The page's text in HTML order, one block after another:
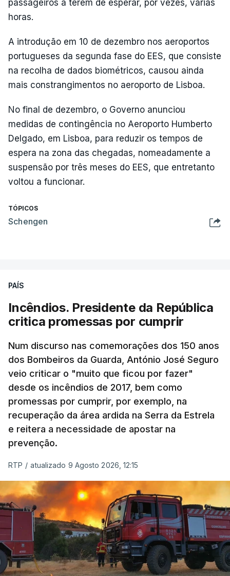
passageiros a terem de esperar, por vezes, várias
horas.
A introdução em 10 de dezembro nos aeroportos
portugueses da segunda fase do EES, que consiste
na recolha de dados biométricos, causou ainda
mais constrangimentos no aeroporto de Lisboa.
No final de dezembro, o Governo anunciou
medidas de contingência no Aeroporto Humberto
Delgado, em Lisboa, para reduzir os tempos de
espera na zona das chegadas, nomeadamente a
suspensão por três meses do EES, que entretanto
voltou a funcionar.
TÓPICOS
Schengen
PAÍS
Incêndios. Presidente da República
critica promessas por cumprir
Num discurso nas comemorações dos 150 anos
dos Bombeiros da Guarda, António José Seguro
veio criticar o "muito que ficou por fazer"
desde os incêndios de 2017, bem como
promessas por cumprir, por exemplo, na
recuperação da área ardida na Serra da Estrela
e reitera a necessidade de apostar na
prevenção.
RTP / atualizado 9 Agosto 2026, 12:15